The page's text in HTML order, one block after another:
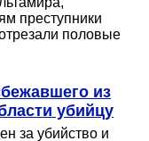
преступники
половые
из
убийцу
за убийство и